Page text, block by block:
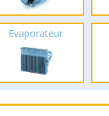
Evaporateur